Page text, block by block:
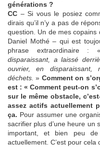
générations ?
CC – Si vous le posiez
dirais qu’il n’y a pas de
question. Un de mes copains
Daniel Mothé – qui est
phrase extraordinaire :
disparaissant, a laissé
ouvrier, en
déchets. » Comment on
est : « Comment peut-on
sur le même obstacle,
assez actifs actuellement
ça. Pour assumer une
sacrifier plus d’une heure un
important, et bien peu
actuellement. C’est pour cela